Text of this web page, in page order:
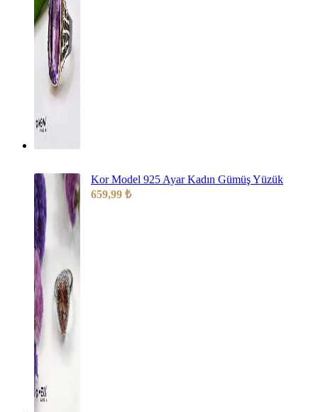
Kor Model 925 Ayar Kadın Gümüş Yüzük
659,99 ₺